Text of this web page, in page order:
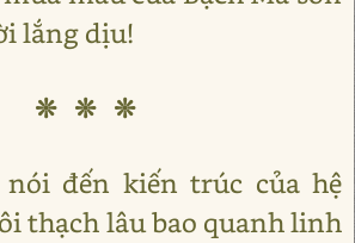
lắng dịu!
❊ ❊ ❊
đến kiến trúc của hệ
thạch lâu bao quanh linh